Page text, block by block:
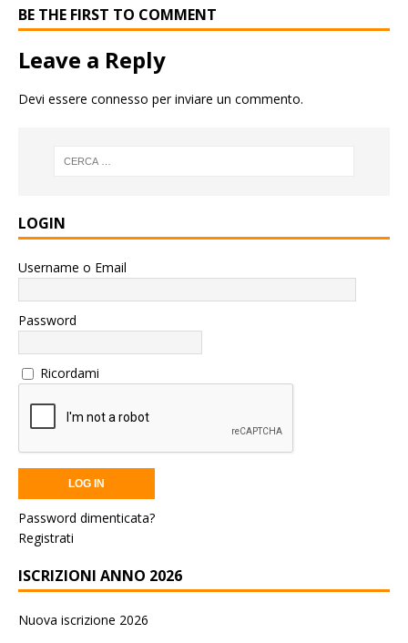
BE THE FIRST TO COMMENT
Leave a Reply
Devi essere connesso per inviare un commento.
LOGIN
Username o Email
Password
Ricordami
Password dimenticata?
Registrati
ISCRIZIONI ANNO 2026
Nuova iscrizione 2026